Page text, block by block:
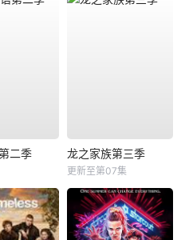
二季 龙之家族第三季
更新至第07集